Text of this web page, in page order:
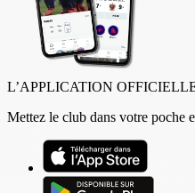
L’APPLICATION
Mettez le club dans votre poche